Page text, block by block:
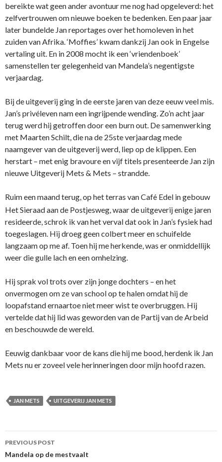
bereikte wat geen ander avontuur me nog had opgeleverd: het
zelfvertrouwen om nieuwe boeken te bedenken. Een paar jaar
later bundelde Jan reportages over het homoleven in het
zuiden van Afrika. ‘Moffies’ kwam dankzij Jan ook in Engelse
vertaling uit. En in 2008 mocht ik een ‘vriendenboek’
samenstellen ter gelegenheid van Mandela’s negentigste
verjaardag.
Bij de uitgeverij ging in de eerste jaren van deze eeuw veel mis.
Jan’s privéleven nam een ingrijpende wending. Zo’n acht jaar
terug werd hij getroffen door een burn out. De samenwerking
met Maarten Schilt, die na de 25ste verjaardag mede
naamgever van de uitgeverij werd, liep op de klippen. Een
herstart – met enig bravoure en vijf titels presenteerde Jan zijn
nieuwe Uitgeverij Mets & Mets – strandde.
Ruim een maand terug, op het terras van Café Edel in gebouw
Het Sieraad aan de Postjesweg, waar de uitgeverij enige jaren
resideerde, schrok ik van het verval dat ook in Jan’s fysiek had
toegeslagen. Hij droeg geen colbert meer en schuifelde
langzaam op me af. Toen hij me herkende, was er onmiddellijk
weer die gulle lach en een omhelzing.
Hij sprak vol trots over zijn jonge dochters – en het
onvermogen om ze van school op te halen omdat hij de
loopafstand ernaartoe niet meer wist te overbruggen. Hij
vertelde dat hij lid was geworden van de Partij van de Arbeid
en beschouwde de wereld.
Eeuwig dankbaar voor de kans die hij me bood, herdenk ik Jan
Mets nu er zoveel vele herinneringen door mijn hoofd razen.
JAN METS UITGEVERIJ JAN METS
Post
navigation
PREVIOUS POST
Mandela op de mestvaalt